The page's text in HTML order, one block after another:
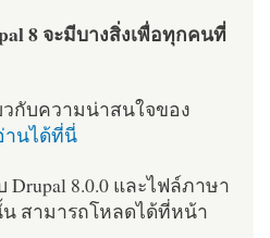
8 จะมีบางสิ่งเพื่อทุกคนที่
วกับความน่าสนใจของ
านได้ที่นี่
8.0.0 และไฟล์ภาษา
สามารถโหลดได้ที่หน้า